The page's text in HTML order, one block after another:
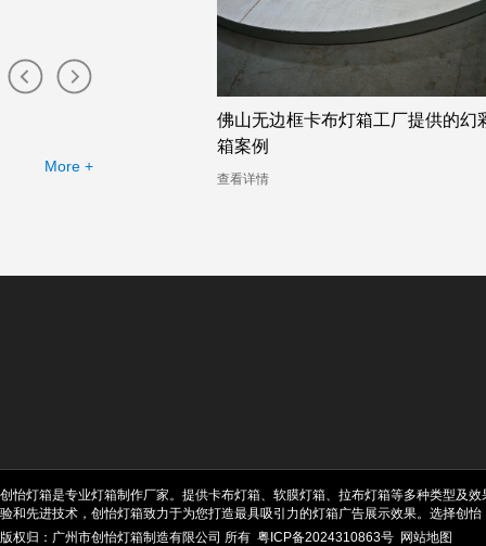
More +
珠海卡布灯箱店的幻彩灯箱助力广
司的定制需求
查看详情
创怡灯箱是专业灯箱制作厂家。提供卡布灯箱、软膜灯箱、拉布灯箱等多种类型及
验和先进技术，创怡灯箱致力于为您打造最具吸引力的灯箱广告展示效果。选择创怡
版权归：广州市创怡灯箱制造有限公司 所有 粤ICP备2024310863号 网站地图